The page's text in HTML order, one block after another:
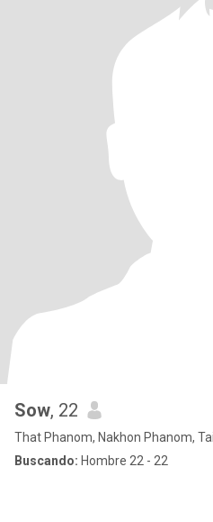
Sow, 22
That Phanom, Nakhon Phanom,
Buscando: Hombre 22 - 22